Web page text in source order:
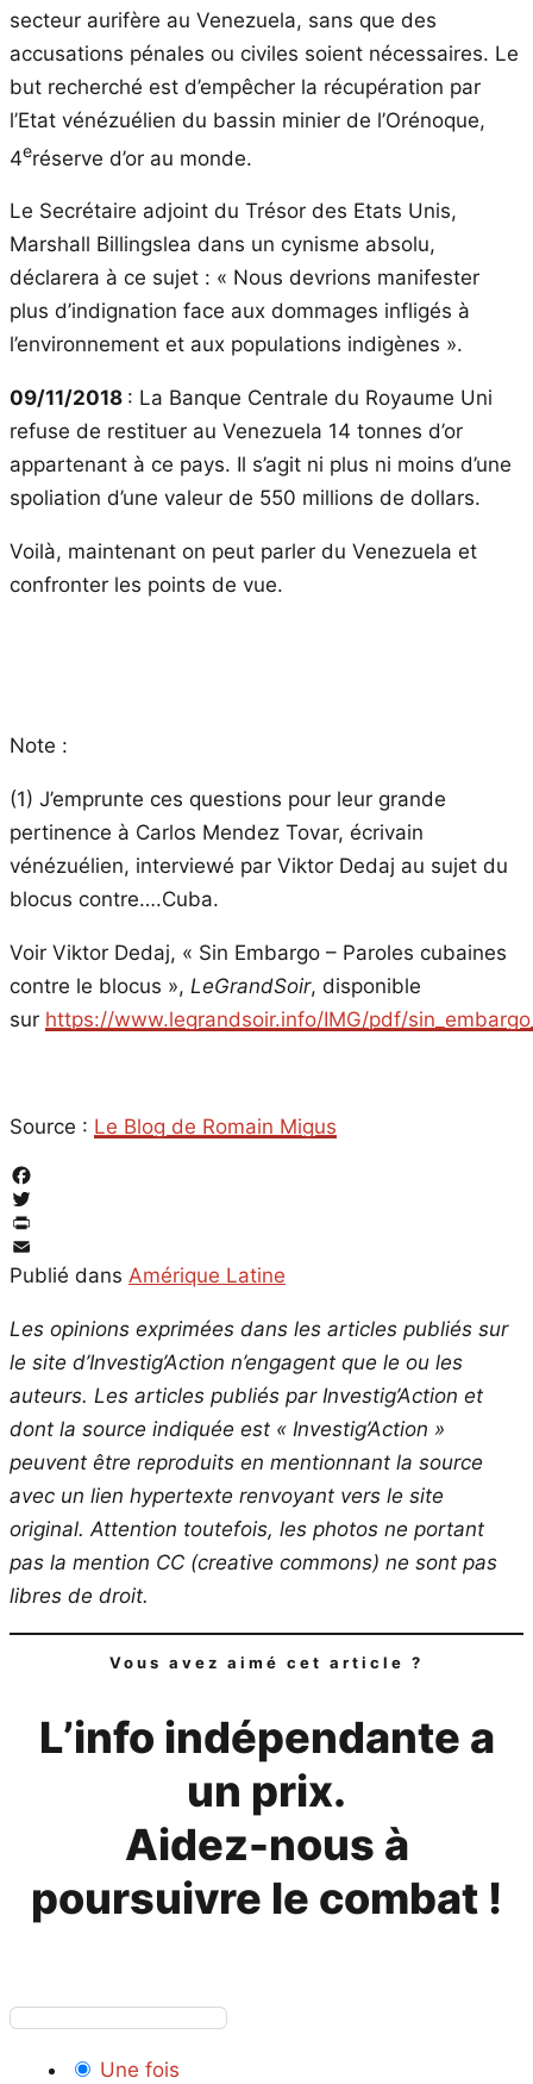
secteur aurifère au Venezuela, sans que des
accusations pénales ou civiles soient nécessaires. Le
but recherché est d’empêcher la récupération par
l’Etat vénézuélien du bassin minier de l’Orénoque,
4eréserve d’or au monde.
Le Secrétaire adjoint du Trésor des Etats Unis,
Marshall Billingslea dans un cynisme absolu,
déclarera à ce sujet : « Nous devrions manifester
plus d’indignation face aux dommages infligés à
l’environnement et aux populations indigènes ».
09/11/2018 : La Banque Centrale du Royaume Uni
refuse de restituer au Venezuela 14 tonnes d’or
appartenant à ce pays. Il s’agit ni plus ni moins d’une
spoliation d’une valeur de 550 millions de dollars.
Voilà, maintenant on peut parler du Venezuela et
confronter les points de vue.
Note :
(1) J’emprunte ces questions pour leur grande
pertinence à Carlos Mendez Tovar, écrivain
vénézuélien, interviewé par Viktor Dedaj au sujet du
blocus contre….Cuba.
Voir Viktor Dedaj, « Sin Embargo – Paroles cubaines
contre le blocus », LeGrandSoir, disponible
sur https://www.legrandsoir.info/IMG/pdf/
Source : Le Blog de Romain Migus
Facebook
Twitter
PrintFriendly
Email
Publié dans Amérique Latine
Les opinions exprimées dans les articles publiés sur
le site d’Investig’Action n’engagent que le ou les
auteurs. Les articles publiés par Investig’Action et
dont la source indiquée est « Investig’Action »
peuvent être reproduits en mentionnant la source
avec un lien hypertexte renvoyant vers le site
original. Attention toutefois, les photos ne portant
pas la mention CC (creative commons) ne sont pas
libres de droit.
Vous avez aimé cet article ?
L’info indépendante a
un prix.
Aidez-nous à
poursuivre le combat !
Une fois